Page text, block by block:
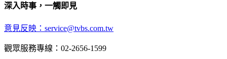
深入時事，一觸即見
意見反映：service@tvbs.com.tw
觀眾服務專線：02-2656-1599